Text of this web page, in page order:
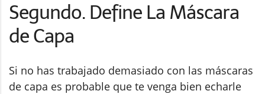
Segundo. Define La Máscara
de Capa
Si no has trabajado demasiado con las máscaras
de capa es probable que te venga bien echarle